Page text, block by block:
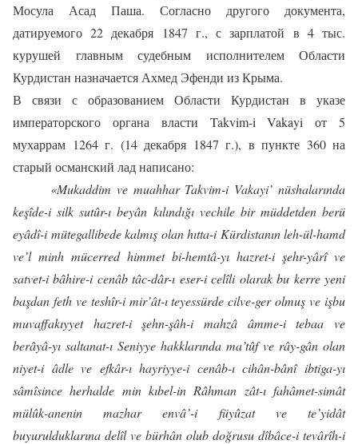
Мосула Асад Паша. Согласно другого документа,
датируемого 22 декабря 1847 г., с зарплатой в 4 тыс.
курушей главным судебным исполнителем Области
Курдистан назначается Ахмед Эфенди из Крыма.
В связи с образованием Области Курдистан в указе
императорского органа власти Takvim-i Vakayi от 5
мухаррам 1264 г. (14 декабря 1847 г.), в пункте 360 на
старый османский лад написано:
«Mukaddim ve muahhar Takvim-i Vakayi’ nüshalarında
keşîde-i silk sutûr-ı beyân kılındığı vechile bir müddetden berü
eyâdî-i mütegallibede kalmış olan hıtta-i Kürdistanın leh-ül-hamd
ve’l minh mücerred himmet bi-hemtâ-yı hazret-i şehr-yârî ve
satvet-i bâhire-i cenâb tâc-dâr-ı eser-i celîli olarak bu kerre yeni
başdan feth ve teshîr-i mir’ât-ı teyessürde cilve-ger olmuş ve işbu
muvaffakıyyet hazret-i şehn-şâh-i mahzâ âmme-i tebaa ve
berâyâ-yı saltanat-ı Seniyye hakklarında ma’tûf ve rây-gân olan
niyet-i âdle ve efkâr-ı hayriyye-i cenâb-ı cihân-bânî ibtiga-yı
sâmîsince herhalde min kıbel-in Râhman zât-ı fahâmet-simât
mülûk-anenin mazhar envâ’-i füyûzat ve te’yidât
buyurulduklarına delîl ve bürhân olub doğrusu dîbâce-i tevârîh-i